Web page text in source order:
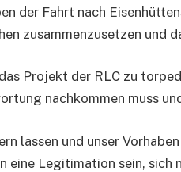
der Fahrt nach
zusammenzusetzen und
Projekt der RLC zu
nachkommen muss
lassen und unser
eine Legitimation sein,